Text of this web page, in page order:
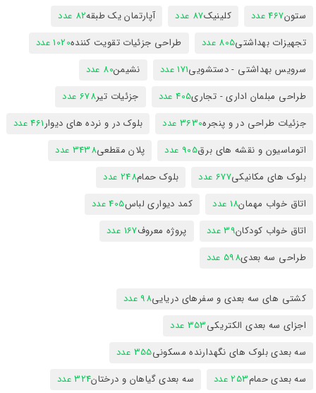
ستون467 عدد کلینیک87 عدد آپارتمان یک طبقه82 عدد
تجهیزات بهداشتی805 عدد طراحی جزئیات تقویت کننده1020 عدد
سرویس بهداشتی - دستشویی171 عدد نشیمن80 عدد
طراحی مبلمان اداری - تجاری405 عدد جزئیات تیر678 عدد
جزئیات طراحی در و پنجره3630 عدد بلوک در و نرده های دیوار461 عدد
اتوماسیون و نقشه های برق905 عدد پلان مقطعی3438 عدد
بلوک های مکانیکی677 عدد بلوک حمام248 عدد
اتاق خواب مهمان18 عدد کمد دیواری لباس405 عدد
اتاق خواب کودکان39 عدد پروژه معروف167 عدد
طراحی سه بعدی598 عدد
کشتی های سه بعدی و سفرهای دریایی98 عدد
اجزای سه بعدی الکتریکی353 عدد
سه بعدی بلوک های نگهدارنده مسکونی355 عدد
سه بعدی حمام253 عدد سه بعدی گیاهان و درختان324 عدد